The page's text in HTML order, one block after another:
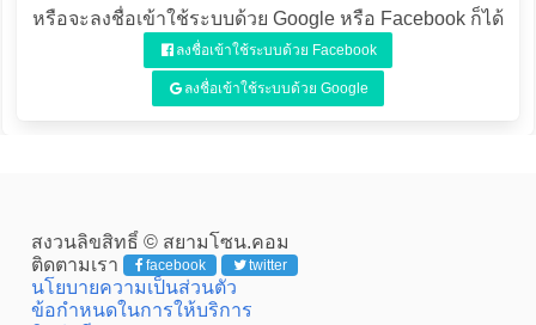
หรือจะลงชื่อเข้าใช้ระบบด้วย Google หรือ Facebook ก็ได้
ลงชื่อเข้าใช้ระบบด้วย Facebook
ลงชื่อเข้าใช้ระบบด้วย Google
สงวนลิขสิทธิ์ © สยามโซน.คอม
ติดตามเรา
facebook twitter
นโยบายความเป็นส่วนตัว
ข้อกำหนดในการให้บริการ